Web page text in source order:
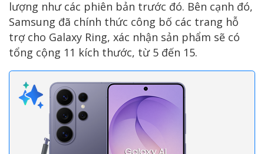
lượng như các phiên bản trước đó. Bên cạnh đó,
Samsung đã chính thức công bố các trang hỗ
trợ cho Galaxy Ring, xác nhận sản phẩm sẽ có
tổng cộng 11 kích thước, từ 5 đến 15.